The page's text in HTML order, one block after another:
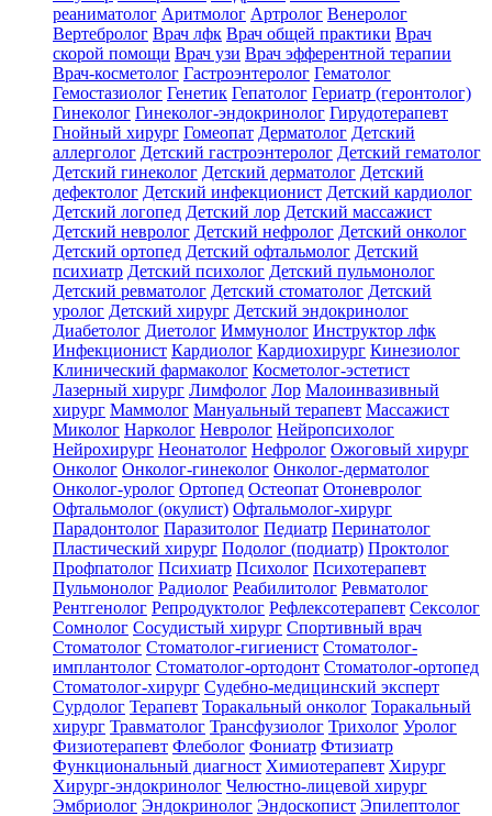
реаниматолог Аритмолог Артролог Венеролог
Вертебролог Врач лфк Врач общей практики Врач
скорой помощи Врач узи Врач эфферентной терапии
Врач-косметолог Гастроэнтеролог Гематолог
Гемостазиолог Генетик Гепатолог Гериатр (геронтолог)
Гинеколог Гинеколог-эндокринолог Гирудотерапевт
Гнойный хирург Гомеопат Дерматолог Детский
аллерголог Детский гастроэнтеролог Детский гематолог
Детский гинеколог Детский дерматолог Детский
дефектолог Детский инфекционист Детский кардиолог
Детский логопед Детский лор Детский массажист
Детский невролог Детский нефролог Детский онколог
Детский ортопед Детский офтальмолог Детский
психиатр Детский психолог Детский пульмонолог
Детский ревматолог Детский стоматолог Детский
уролог Детский хирург Детский эндокринолог
Диабетолог Диетолог Иммунолог Инструктор лфк
Инфекционист Кардиолог Кардиохирург Кинезиолог
Клинический фармаколог Косметолог-эстетист
Лазерный хирург Лимфолог Лор Малоинвазивный
хирург Маммолог Мануальный терапевт Массажист
Миколог Нарколог Невролог Нейропсихолог
Нейрохирург Неонатолог Нефролог Ожоговый хирург
Онколог Онколог-гинеколог Онколог-дерматолог
Онколог-уролог Ортопед Остеопат Отоневролог
Офтальмолог (окулист) Офтальмолог-хирург
Парадонтолог Паразитолог Педиатр Перинатолог
Пластический хирург Подолог (подиатр) Проктолог
Профпатолог Психиатр Психолог Психотерапевт
Пульмонолог Радиолог Реабилитолог Ревматолог
Рентгенолог Репродуктолог Рефлексотерапевт Сексолог
Сомнолог Сосудистый хирург Спортивный врач
Стоматолог Стоматолог-гигиенист Стоматолог-
имплантолог Стоматолог-ортодонт Стоматолог-ортопед
Стоматолог-хирург Судебно-медицинский эксперт
Сурдолог Терапевт Торакальный онколог Торакальный
хирург Травматолог Трансфузиолог Трихолог Уролог
Физиотерапевт Флеболог Фониатр Фтизиатр
Функциональный диагност Химиотерапевт Хирург
Хирург-эндокринолог Челюстно-лицевой хирург
Эмбриолог Эндокринолог Эндоскопист Эпилептолог